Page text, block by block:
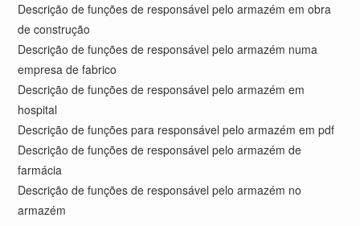
Descrição de funções de responsável pelo armazém em obra
de construção
Descrição de funções de responsável pelo armazém numa
empresa de fabrico
Descrição de funções de responsável pelo armazém em
hospital
Descrição de funções para responsável pelo armazém em pdf
Descrição de funções de responsável pelo armazém de
farmácia
Descrição de funções de responsável pelo armazém no
armazém